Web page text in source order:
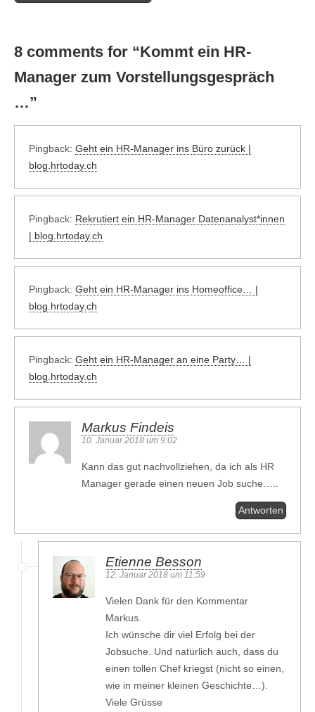
8 comments for “Kommt ein HR-
Manager zum Vorstellungsgespräch
…”
Pingback: Geht ein HR-Manager ins Büro zurück |
blog.hrtoday.ch
Pingback: Rekrutiert ein HR-Manager Datenanalyst*innen
| blog.hrtoday.ch
Pingback: Geht ein HR-Manager ins Homeoffice… |
blog.hrtoday.ch
Pingback: Geht ein HR-Manager an eine Party… |
blog.hrtoday.ch
Markus Findeis
10. Januar 2018 um 9:02
Kann das gut nachvollziehen, da ich als HR
Manager gerade einen neuen Job suche…..
Antworten
Etienne Besson
12. Januar 2018 um 11:59
Vielen Dank für den Kommentar
Markus.
Ich wünsche dir viel Erfolg bei der
Jobsuche. Und natürlich auch, dass du
einen tollen Chef kriegst (nicht so einen,
wie in meiner kleinen Geschichte…).
Viele Grüsse